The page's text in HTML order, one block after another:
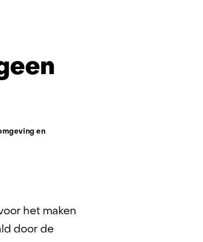
en
het maken
door de